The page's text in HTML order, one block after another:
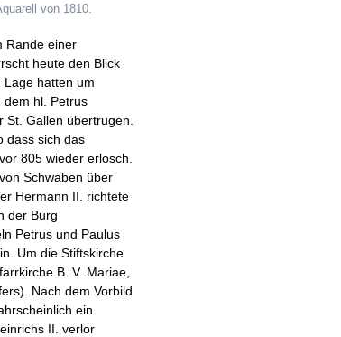
von 1810.
Rande einer
heute den Blick
hatten um
dem hl. Petrus
St. Gallen übertrugen.
dass sich das
805 wieder erlosch.
Schwaben über
Hermann II. richtete
der Burg
Petrus und Paulus
Um die Stiftskirche
B. V. Mariae,
Nach dem Vorbild
ein
II. verlor